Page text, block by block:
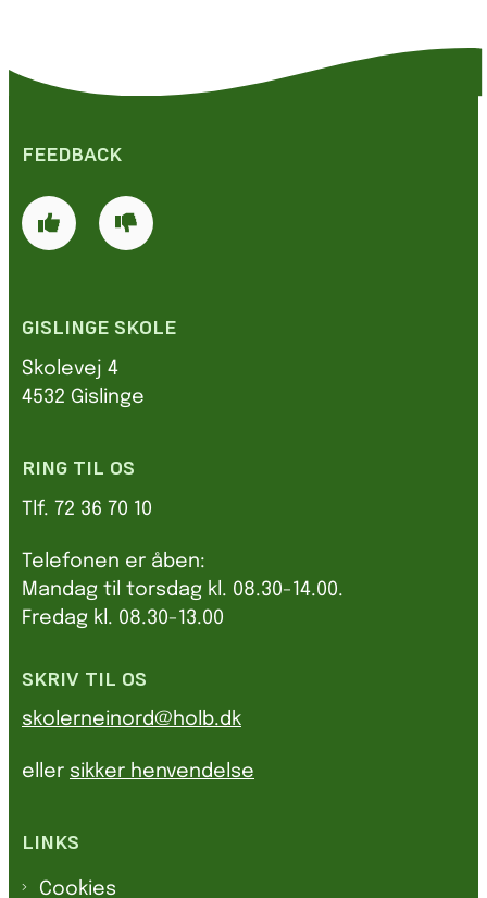
FEEDBACK
GISLINGE SKOLE
Skolevej 4
4532 Gislinge
RING TIL OS
Tlf. 72 36 70 10
Telefonen er åben:
Mandag til torsdag kl. 08.30-14.00.
Fredag kl. 08.30-13.00
SKRIV TIL OS
skolerneinord@holb.dk
eller sikker henvendelse
LINKS
Cookies